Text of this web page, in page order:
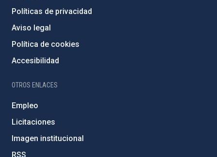
Políticas de privacidad
Aviso legal
Política de cookies
Accesibilidad
OTROS ENLACES
Empleo
Licitaciones
Imagen institucional
RSS